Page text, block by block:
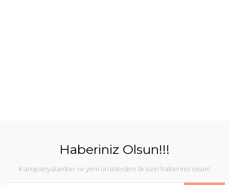
Haberiniz Olsun!!!
Kampanyalardan ve yeni ürünlerden ilk sizin haberiniz olsun!